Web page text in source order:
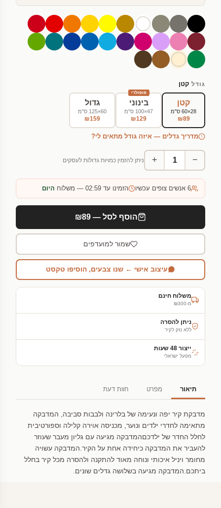
גודל קטן
קטן
28×60 ס"מ
₪89
פופולרי
בינוני
47×100 ס"מ
₪129
גדול
60×125 ס"מ
₪159
מדריך גדלים — איזה גודל מתאים לי?
−
+ ניתן להזמין כמויות גדולות לעסקים
6 אנשים צופים עכשיו הזמינו עד 02:59 — משלוח היום
הוסף לסל — ₪89
שמור למועדפים
עיצוב אישי ← שנו צבעים, הוסיפו טקסט
משלוח חינם
מ-₪300
ניתן להסרה
ללא נזק לקיר
ייצור 48 שעות
מפעל ישראלי
תיאור מפרט חוות דעת
מדבקת קיר יפה ונעימה של בלרינה ולבבות סביבה, המדבקה
מתאימה לחדרי ילדים ונוער, מכניסה אוירה קלילה וספורטיבית
לחלל החדר של ילדכםהמדבקה מגיעה עם גליון מעבר שעוזר
להעביר את המדבקה כיחידה אחת על הקיר.המדבקה עשויה
מחומר ויניל איכותי ונוחה מאוד להתקנה ולהסרה מכל קיר בחלל
ביתכם.המדבקה מגיעה בשלושה גדלים שונים.